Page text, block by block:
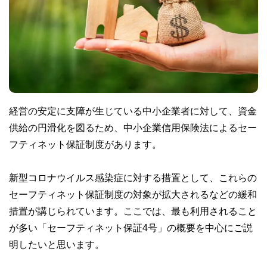
経営の安定に支障が生じている中小企業者に対して、資金
供給の円滑化を図るため、中小企業信用保険法によるセー
フティネット保証制度があります。
新型コロナウイルス感染症に対する措置として、これらの
セーフティネット保証制度の対象が拡大されるなどの緩和
措置が講じられています。ここでは、最も利用されること
が多い「セーフティネット保証4号」の概要を中心にご説
明したいと思います。